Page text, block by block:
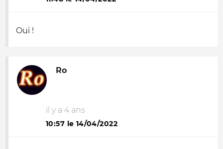
Oui !
Ro
il y a 4 ans
10:57 le 14/04/2022